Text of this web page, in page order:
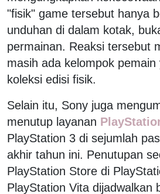
"fisik" game tersebut hanya
unduhan di dalam kotak,
permainan. Reaksi tersebut
masih ada kelompok
koleksi edisi fisik.
Selain itu, Sony juga
menutup layanan
PlayStation 3 di sejumlah
akhir tahun ini. Penutupan
PlayStation Store di
PlayStation Vita dijadwalkan